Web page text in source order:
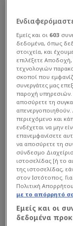
Εμείς και οι 603
δεδομένα, όπως
στοιχεία, και
επιλέξετε
τεχνολογιών
σκοποί που
συνεργάτες μας
παροχή υπηρεσιών.
αποσύρετε τη
απενεργοποιηθούν.
περιεχόμενο και
ενδέχεται να μην
επανεμφανίσετε
να αποσύρετε τη
σύνδεσμο
ιστοσελίδας [ή το
της ιστοσελίδας,
στον Ιστότοπος.
Πολιτική
με το απόρρητό
Εμείς και οι
δεδομένα